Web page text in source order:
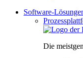
Software-
Die